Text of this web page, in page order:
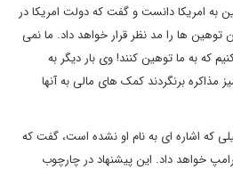
به امریکا دانست و گفت که دولت امریکا در
ها را مد نظر قرار خواهد داد. ما نمی
که به ما توهین کنند! وی بار دیگر به
مذاکره برنگردند کمک های مالی به آنها
که اشاره ای به نام او نشده است، گفت که
خواهد داد. این پیشنهاد در چارچوب